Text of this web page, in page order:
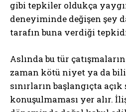
gibi tepkiler oldukça
deneyiminde değişen şey
tarafın buna verdiği
Aslında bu tür
zaman kötü niyet ya da
sınırların başlangıçta
konuşulmaması yer alır.